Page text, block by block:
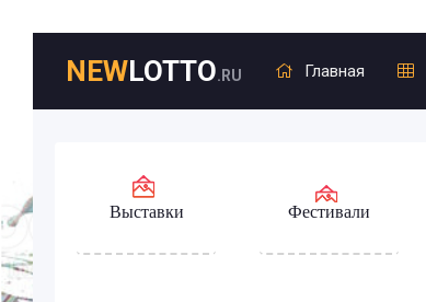
NEWLOTTO.RU Главная
Выставки Фестивали